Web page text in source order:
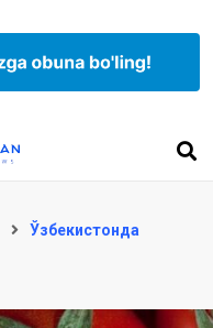
Ўзбекистонда